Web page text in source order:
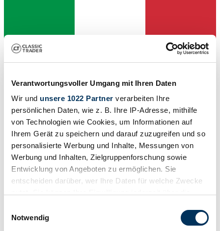
Verantwortungsvoller Umgang mit Ihren Daten
Wir und unsere 1022 Partner verarbeiten Ihre
persönlichen Daten, wie z. B. Ihre IP-Adresse, mithilfe
von Technologien wie Cookies, um Informationen auf
Ihrem Gerät zu speichern und darauf zuzugreifen und so
personalisierte Werbung und Inhalte, Messungen von
Werbung und Inhalten, Zielgruppenforschung sowie
Entwicklung von Angeboten zu ermöglichen. Sie
entscheiden darüber, wer Ihre Daten für welche Zwecke
Trigger Symbol ändern oder widerrufen
Notwendig
Body style
Convertible (Roadster)
74 / 100